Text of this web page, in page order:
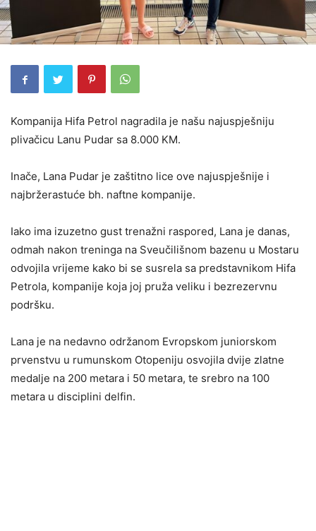
Kompanija Hifa Petrol nagradila je našu najuspješniju
plivačicu Lanu Pudar sa 8.000 KM.
Inače, Lana Pudar je zaštitno lice ove najuspješnije i
najbržerastuće bh. naftne kompanije.
Iako ima izuzetno gust trenažni raspored, Lana je danas,
odmah nakon treninga na Sveučilišnom bazenu u Mostaru
odvojila vrijeme kako bi se susrela sa predstavnikom Hifa
Petrola, kompanije koja joj pruža veliku i bezrezervnu
podršku.
Lana je na nedavno održanom Evropskom juniorskom
prvenstvu u rumunskom Otopeniju osvojila dvije zlatne
medalje na 200 metara i 50 metara, te srebro na 100
metara u disciplini delfin.